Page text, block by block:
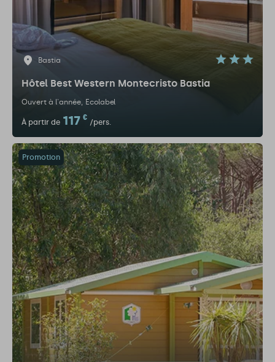
Bastia
Hôtel Best Western Montecristo Bastia
Ouvert à l'année Ecolabel
À partir de 117 €
/pers.
Promotion